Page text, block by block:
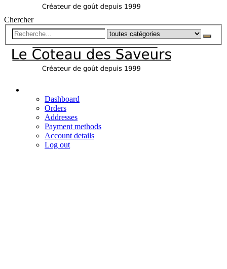
Chercher
Dashboard
Orders
Addresses
Payment methods
Account details
Log out